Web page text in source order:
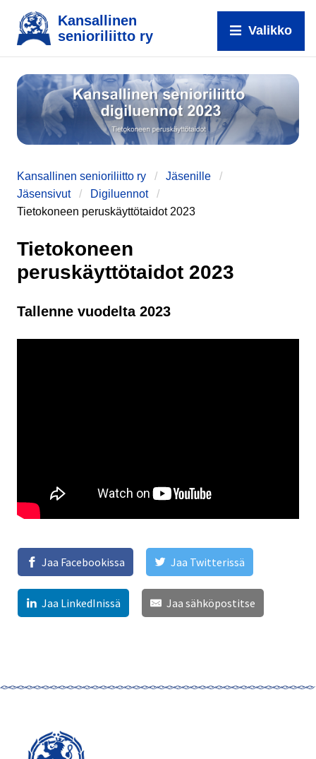
Kansallinen
senioriliitto ry
Valikko
Kansallinen senioriliitto ry
Jäsenille
Jäsensivut
Digiluennot
Tietokoneen peruskäyttötaidot 2023
Tietokoneen
peruskäyttötaidot 2023
Tallenne vuodelta 2023
Jaa Facebookissa Jaa Twitterissä
Jaa LinkedInissä Jaa sähköpostitse